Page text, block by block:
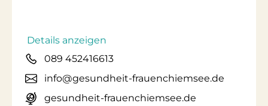
Details anzeigen
089 452416613
info@gesundheit-frauenchiemsee.de
gesundheit-frauenchiemsee.de